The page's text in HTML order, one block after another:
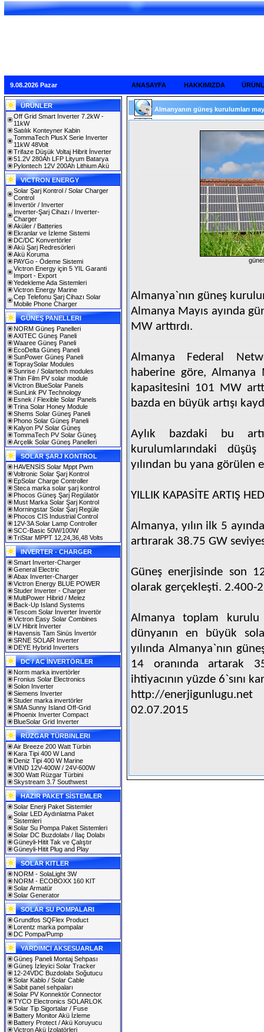
9.08.2026 Pazar ANASAYFA HAKKIMIZDA
ÜRÜNLER
Off Grid Smart Inverter 7.2kW -
11kW
Satılık Konteyner Kabin
TommaTech PlusX Serie Inverter
11kW 48Volt
Trifaze Düşük Voltaj Hibrit İnverter
51.2V 280Ah LFP Lityum Batarya
Pylontech 12V 200Ah Lithium Akü
VICTRON ENERGY
Solar Şarj Kontrol / Solar Charger
Control
İnvertör / Inverter
İnverter-Şarj Cihazı / Inverter-
Charger
Aküler / Batteries
Ekranlar ve İzleme Sistemi
DC/DC Konvertörler
Akü Şarj Redresörleri
Akü Koruma
PAYGo - Ödeme Sistemi
Victron Energy için 5 YIL Garanti
Import - Export
Yedekleme Ada Sistemleri
Victron Energy Marine
Cep Telefonu Şarj Cihazı Solar
Mobile Phone Charger
GÜNEŞ PANELLERI
NORM Güneş Panelleri
AXITEC Güneş Paneli
Waaree Güneş Paneli
EcoDelta Güneş Paneli
SunPower Güneş Paneli
TopraySolar Modules
Sunrise / Solartech modules
Thin Film PV solar module
Victron BlueSolar Panels
SunLink PV Technology
Esnek / Flexible Solar Panels
Trina Solar Honey Module
Shems Solar Güneş Paneli
Phono Solar Güneş Paneli
Kalyon PV Solar Güneş
TommaTech PV Solar Güneş
Arçelik Solar Güneş Panelleri
SOLAR ŞARJ KONTROL
HAVENSİS Solar Mppt Pwm
Voltronic Solar Şarj Kontrol
EpSolar Charge Controller
Steca marka solar şarj kontrol
Phocos Güneş Şarj Regülatör
Must Marka Solar Şarj Kontrol
Morningstar Solar Şarj Regüle
Phocos CIS Industrial Control
12V-3A Solar Lamp Controller
SCC-Basic 50W/100W
TriStar MPPT 12,24,36,48 Volts
INVERTER - CHARGER
Smart Inverter-Charger
General Electric
Abax Inverter-Charger
Victron Energy BLUE POWER
Studer Inverter - Charger
MultiPower Hibrid / Melez
Back-Up Island Systems
Tescom Solar İnverter İnvertör
Victron Easy Solar Combines
LV Hibrit İnverter
Havensis Tam Sinüs İnvertör
SRNE SOLAR Inverter
DEYE Hybrid Inverters
DC / AC İNVERTÖRLER
Norm marka invertörler
Fronius Solar Electronics
Solon Inverter
Siemens Inverter
Studer marka invertörler
SMA Sunny Island Off-Grid
Phoenix Inverter Compact
BlueSolar Grid Inverter
RÜZGAR TÜRBINLERI
Air Breeze 200 Watt Türbin
Kara Tipi 400 W Land
Deniz Tipi 400 W Marine
VIND 12V-400W / 24V-600W
300 Watt Rüzgar Türbini
Skystream 3.7 Southwest
HAZIR PAKET SİSTEMLER
Solar Enerji Paket Sistemler
Solar LED Aydınlatma Paket
Sistemleri
Solar Su Pompa Paket Sistemleri
Solar DC Buzdolabı / İlaç Dolabı
Güneyli-Hitit Tak ve Çalıştır
Güneyli-Hitit Plug and Play
SOLAR KITLER
NORM - SolaLight 3W
NORM - ECOBOXX 160 KIT
Solar Armatür
Solar Generator
SOLAR SU POMPALARI
Grundfos SQFlex Product
Lorentz marka pompalar
DC Pompa/Pump
YARDIMCI AKSESUARLAR
Güneş Paneli Montaj Sehpası
Güneş İzleyici Solar Tracker
12-24VDC Buzdolabı Soğutucu
Solar Kablo / Solar Cable
Sabit panel sehpaları
Solar PV Konnektör Connector
TYCO Electronics SOLARLOK
Solar Tip Sigortalar / Fuse
Battery Monitor Akü İzleme
Battery Protect / Akü Koruyucu
Victron Akü İzolatörleri
Almanyanın güneş kurulumları
Almanya`nın güneş
Almanya Mayıs ayında
MW arttırdı.
Almanya Federal
haberine göre, Almanya
kapasitesini 101 MW
bazda en büyük artışı
Aylık bazdaki bu
kurulumlarındaki
yılından bu yana görülen
YILLIK KAPASİTE ARTIŞ
Almanya, yılın ilk 5
artırarak 38.75 GW
Güneş enerjisinde son
olarak gerçekleşti. 2.400-
Almanya toplam kurulu
dünyanın en büyük
yılında Almanya`nın
14 oranında artarak
ihtiyacının yüzde 6`sını
http://enerjigunlugu.net
02.07.2015